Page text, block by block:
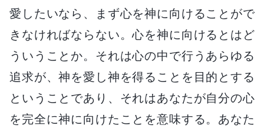
愛したいなら、まず心を神に向けることがで
きなければならない。心を神に向けるとはど
ういうことか。それは心の中で行うあらゆる
追求が、神を愛し神を得ることを目的とする
ということであり、それはあなたが自分の心
を完全に神に向けたことを意味する。あなた